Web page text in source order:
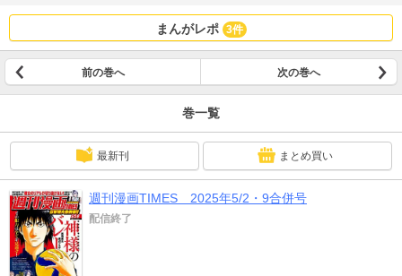
まんがレポ 3件
前の巻へ 次の巻へ
巻一覧
最新刊 まとめ買い
週刊漫画TIMES 2025年5/2・9合併号
配信終了